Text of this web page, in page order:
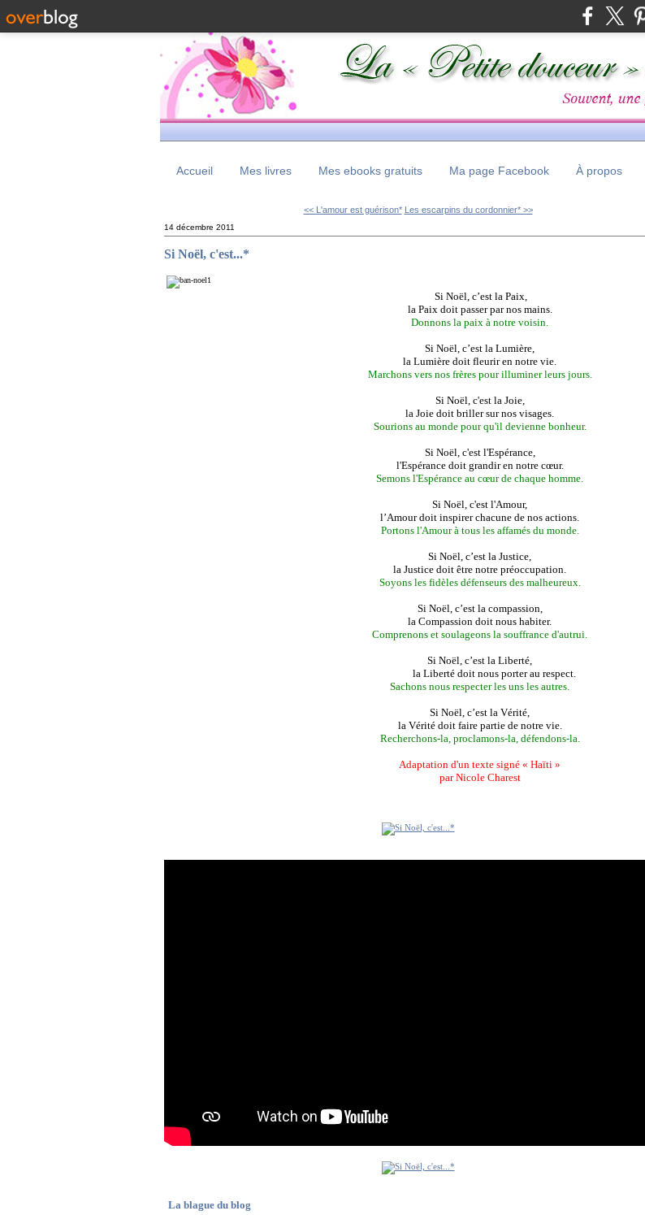
Accueil Mes livres Mes ebooks gratuits Ma page Facebook À propos
<< L'amour est guérison* Les escarpins du cordonnier* >>
14 décembre 2011
Si Noël, c'est...*
Si Noël, c’est la Paix,
la Paix doit passer par nos mains.
Donnons la paix à notre voisin.
Si Noël, c’est la Lumière,
la Lumière doit fleurir en notre vie.
Marchons vers nos frères pour illuminer leurs jours.
Si Noël, c'est la Joie,
la Joie doit briller sur nos visages.
Sourions au monde pour qu'il devienne bonheur.
Si Noël, c'est l'Espérance,
l'Espérance doit grandir en notre cœur.
Semons l'Espérance au cœur de chaque homme.
Si Noël, c'est l'Amour,
l’Amour doit inspirer chacune de nos actions.
Portons l'Amour à tous les affamés du monde.
Si Noël, c’est la Justice,
la Justice doit être notre préoccupation.
Soyons les fidèles défenseurs des malheureux.
Si Noël, c’est la compassion,
la Compassion doit nous habiter.
Comprenons et soulageons la souffrance d'autrui.
Si Noël, c’est la Liberté,
la Liberté doit nous porter au respect.
Sachons nous respecter les uns les autres.
Si Noël, c’est la Vérité,
la Vérité doit faire partie de notre vie.
Recherchons-la, proclamons-la, défendons-la.
Adaptation d'un texte signé « Haïti »
par Nicole Charest
La blague du blog